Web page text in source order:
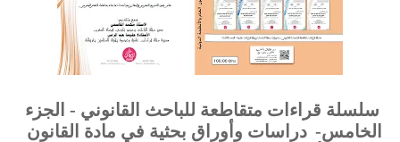
سلسلة قراءات متقاطعة للباحث القانوني - الجزء
الخامس- دراسات وأوراق بحثية في مادة القانون